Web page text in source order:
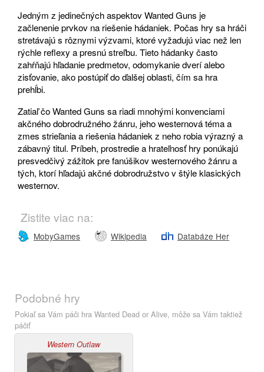
Jedným z jedinečných aspektov Wanted Guns je
začlenenie prvkov na riešenie hádaniek. Počas hry sa hráči
stretávajú s rôznymi výzvami, ktoré vyžadujú viac než len
rýchle reflexy a presnú streľbu. Tieto hádanky často
zahŕňajú hľadanie predmetov, odomykanie dverí alebo
zisťovanie, ako postúpiť do ďalšej oblasti, čím sa hra
prehĺbi.
Zatiaľ čo Wanted Guns sa riadi mnohými konvenciami
akčného dobrodružného žánru, jeho westernová téma a
zmes strieľania a riešenia hádaniek z neho robia výrazný a
zábavný titul. Príbeh, prostredie a hrateľnosť hry ponúkajú
presvedčivý zážitok pre fanúšikov westernového žánru a
tých, ktorí hľadajú akčné dobrodružstvo v štýle klasických
westernov.
Zistite viac na:
MobyGames Wikipedia Databáze Her
Podobné hry
Pokiaľ sa Vám páči hra Wanted Dead or Alive, môže sa Vám taktiež
páčiť
Western Outlaw